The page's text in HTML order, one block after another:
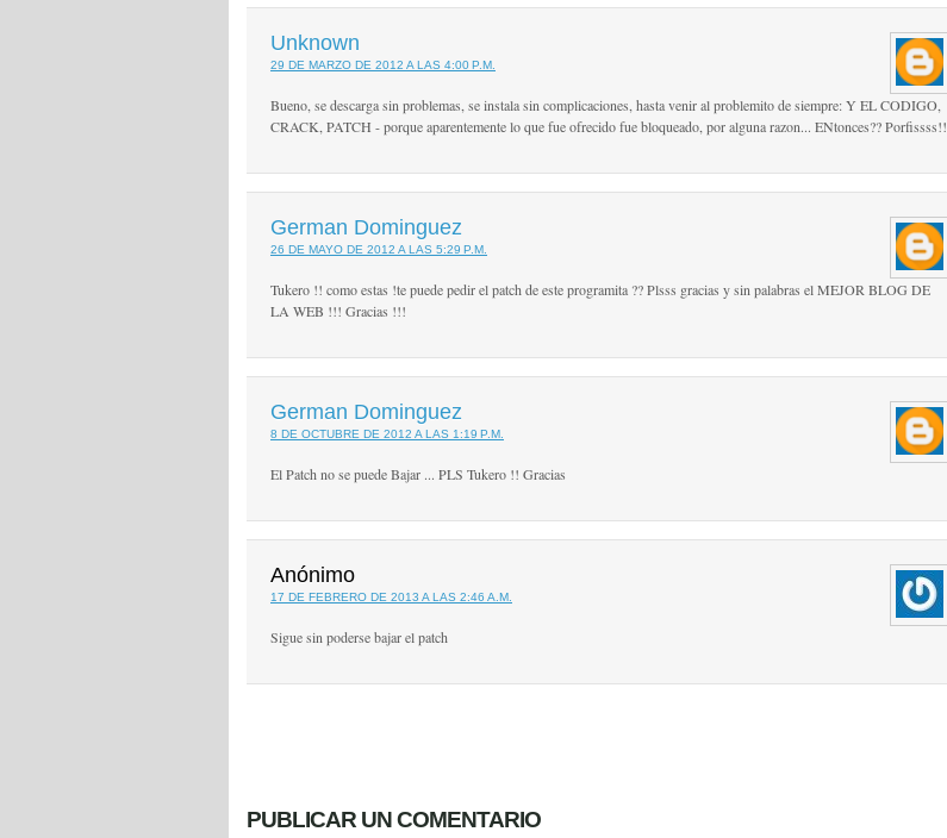
Unknown
29 DE MARZO DE 2012 A LAS 4:00 P.M.
Bueno, se descarga sin problemas, se instala sin complicaciones, hasta venir al problemito de siempre: Y EL CODIGO,
CRACK, PATCH - porque aparentemente lo que fue ofrecido fue bloqueado, por alguna razon... ENtonces?? Porfissss!!
German Dominguez
26 DE MAYO DE 2012 A LAS 5:29 P.M.
Tukero !! como estas !te puede pedir el patch de este programita ?? Plsss gracias y sin palabras el MEJOR BLOG DE
LA WEB !!! Gracias !!!
German Dominguez
8 DE OCTUBRE DE 2012 A LAS 1:19 P.M.
El Patch no se puede Bajar ... PLS Tukero !! Gracias
Anónimo
17 DE FEBRERO DE 2013 A LAS 2:46 A.M.
Sigue sin poderse bajar el patch
PUBLICAR UN COMENTARIO